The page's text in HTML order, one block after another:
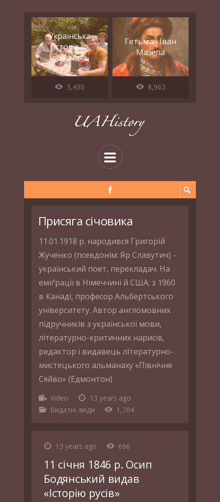
Українська
історія в
обличчях
3,430
Гетьман Іван
Мазепа
8,963
Присяга січовика
11.01.1918 р. народився Григорій
Жученко (псевдонім: Яр Славутич) -
український поет, перекладач. На
еміґрації в Німеччині й США; з 1960
в Канаді, професор Альбертського
університету. Автор англомовних
підручників з української мови,
літературно-критичних нарисів,
редактор і видавець літературно-
мистецького альманаху «Північне
Сяйво» (Едмонтон)
Video
13 years ago
Видатні люди
1,704
13 years ago 696
11 січня 1846 р. Осип
Бодянський видав
«Історію русів»